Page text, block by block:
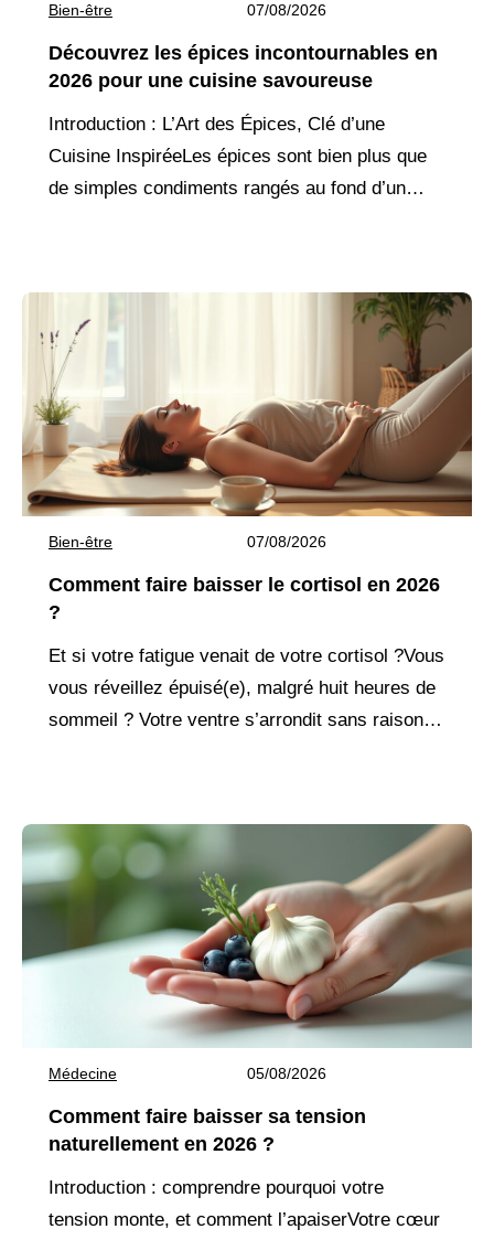
Bien-être 07/08/2026
Découvrez les épices incontournables en
2026 pour une cuisine savoureuse
Introduction : L’Art des Épices, Clé d’une
Cuisine InspiréeLes épices sont bien plus que
de simples condiments rangés au fond d’un
Bien-être 07/08/2026
Comment faire baisser le cortisol en 2026
?
Et si votre fatigue venait de votre cortisol ?Vous
vous réveillez épuisé(e), malgré huit heures de
sommeil ? Votre ventre s’arrondit sans raison,
Médecine 05/08/2026
Comment faire baisser sa tension
naturellement en 2026 ?
Introduction : comprendre pourquoi votre
tension monte, et comment l’apaiserVotre cœur